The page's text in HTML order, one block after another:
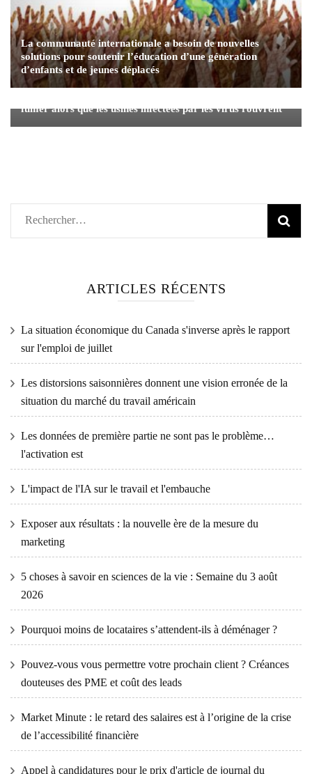
La communauté internationale a besoin de nouvelles
solutions pour soutenir l’éducation d’une génération
d’enfants et de jeunes déplacés
fumer alors que les usines infectées par les virus rouvrent
Rechercher :
ARTICLES RÉCENTS
La situation économique du Canada s'inverse après le rapport
sur l'emploi de juillet
Les distorsions saisonnières donnent une vision erronée de la
situation du marché du travail américain
Les données de première partie ne sont pas le problème…
l'activation est
L'impact de l'IA sur le travail et l'embauche
Exposer aux résultats : la nouvelle ère de la mesure du
marketing
5 choses à savoir en sciences de la vie : Semaine du 3 août
2026
Pourquoi moins de locataires s’attendent-ils à déménager ?
Pouvez-vous vous permettre votre prochain client ? Créances
douteuses des PME et coût des leads
Market Minute : le retard des salaires est à l’origine de la crise
de l’accessibilité financière
Appel à candidatures pour le prix d'article de journal du